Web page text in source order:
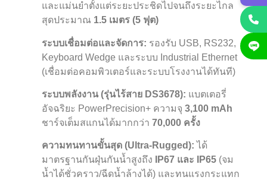
และแม่นยำตั้งแต่ระยะประชิดไปจนถึงระยะไกล
สุดประมาณ 1.5 เมตร (5 ฟุต)
ระบบเชื่อมต่อและจัดการ: รองรับ USB, RS232,
Keyboard Wedge และระบบ Industrial Ethernet
(เชื่อมต่อคอมพิวเตอร์และระบบโรงงานได้ทันที)
ระบบพลังงาน (รุ่นไร้สาย DS3678): แบตเตอรี่
อัจฉริยะ PowerPrecision+ ความจุ 3,100 mAh
ชาร์จเต็มสแกนได้มากกว่า 70,000 ครั้ง
ความทนทานขั้นสุด (Ultra-Rugged): ได้
มาตรฐานกันฝุ่นกันน้ำสูงถึง
IP67 และ IP65 (จม
น้ำได้ชั่วคราว/ฉีดน้ำล้างได้) และทนแรงกระแทก